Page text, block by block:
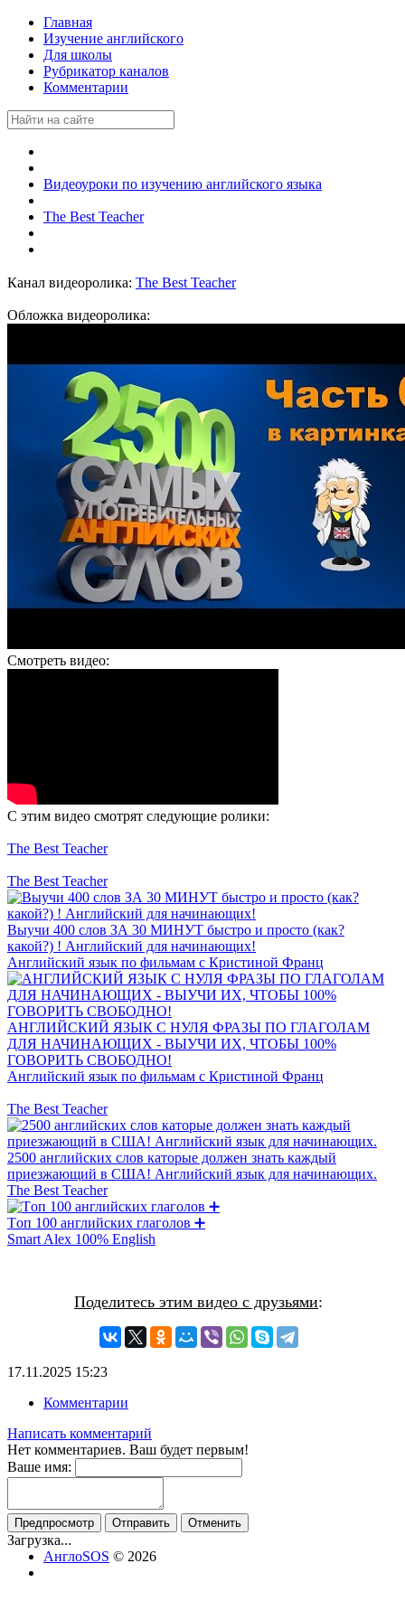
Главная
Изучение английского
Для школы
Рубрикатор каналов
Комментарии
Видеоуроки по изучению английского языка
The Best Teacher
Канал видеоролика: The Best Teacher
Обложка видеоролика:
Смотреть видео:
С этим видео смотрят следующие ролики:
The Best Teacher
The Best Teacher
Выучи 400 слов ЗА 30 МИНУТ быстро и просто (как?
какой?) ! Английский для начинающих!
Английский язык по фильмам с Кристиной Франц
АНГЛИЙСКИЙ ЯЗЫК С НУЛЯ ФРАЗЫ ПО ГЛАГОЛАМ
ДЛЯ НАЧИНАЮЩИХ - ВЫУЧИ ИХ, ЧТОБЫ 100%
ГОВОРИТЬ СВОБОДНО!
Английский язык по фильмам с Кристиной Франц
The Best Teacher
2500 английских слов каторые должен знать каждый
приезжающий в США! Английский язык для начинающих.
The Best Teacher
Tоп 100 английских глаголов ➕
Smart Alex 100% English
Поделитесь этим видео с друзьями:
17.11.2025 15:23
Комментарии
Написать комментарий
Нет комментариев. Ваш будет первым!
Ваше имя:
Предпросмотр Отправить Отменить
Загрузка...
АнглоSOS © 2026